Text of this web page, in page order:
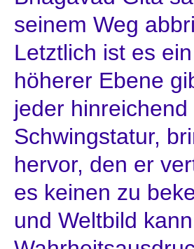
seinem Weg
Letztlich ist es
höherer Ebene
jeder
Schwingstatur,
hervor, den er
es keinen zu
und Weltbild